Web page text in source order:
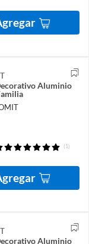
Aluminio
(1)
Aluminio